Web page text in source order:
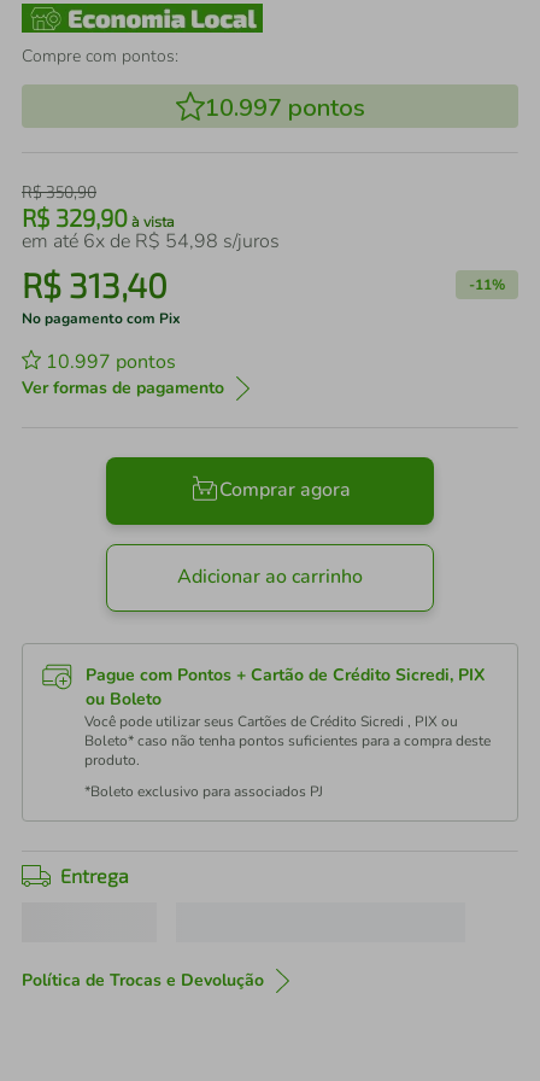
Compre com pontos:
10.997 pontos
R$350,90
R$ 329,90 à vista
em até 6x de R$ 54,98 s/juros
R$ 313,40 -11%
No pagamento com Pix
10.997 pontos
Ver formas de pagamento
Comprar agora
Adicionar ao carrinho
Pague com Pontos + Cartão de Crédito Sicredi, PIX
ou Boleto
Você pode utilizar seus Cartões de Crédito Sicredi , PIX ou
Boleto* caso não tenha pontos suficientes para a compra deste
produto.
*Boleto exclusivo para associados PJ
Entrega
Política de Trocas e Devolução